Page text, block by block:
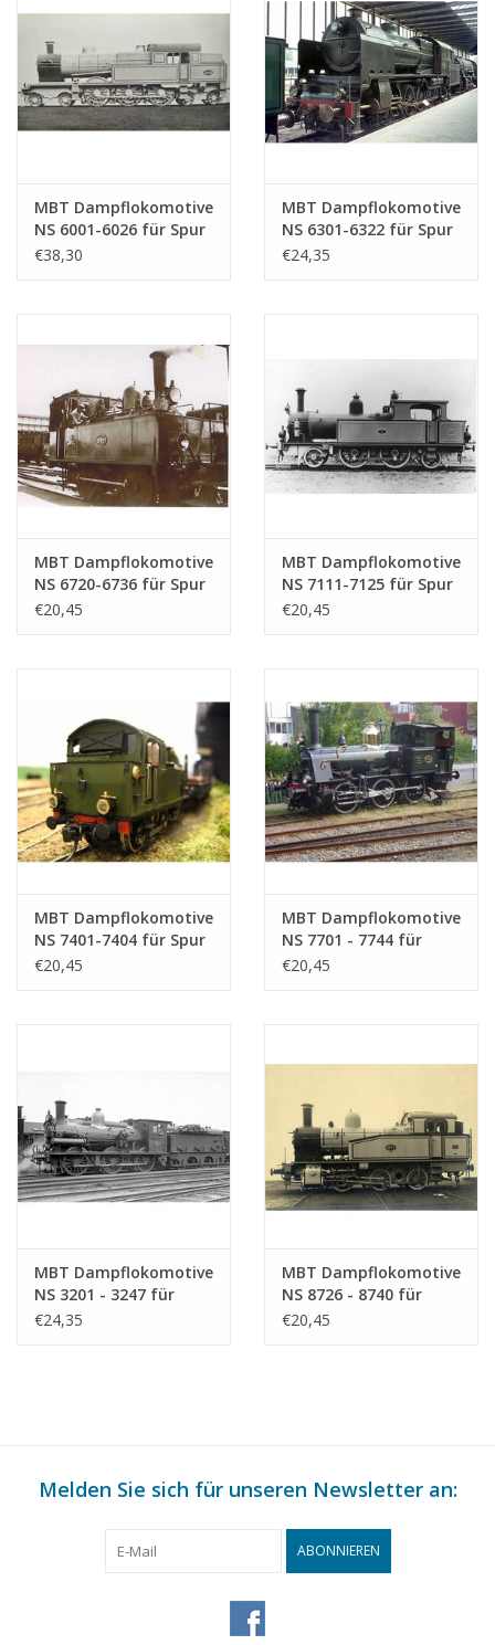
MBT Dampflokomotive
NS 6001-6026 für Spur
0 - Bauzeichnung
€38,30
MBT Dampflokomotive
NS 6301-6322 für Spur
0 - Bauzeichnung
€24,35
MBT Dampflokomotive
NS 6720-6736 für Spur
0 - Bauzeichnung
€20,45
MBT Dampflokomotive
NS 7111-7125 für Spur
0 - Bauzeichnung
€20,45
MBT Dampflokomotive
NS 7401-7404 für Spur
0 - Bauzeichnung
€20,45
MBT Dampflokomotive
NS 7701 - 7744 für
Spur 0 - Bauzeichnung
€20,45
MBT Dampflokomotive
NS 3201 - 3247 für
Spur 0 - Bauzeichnung
€24,35
MBT Dampflokomotive
NS 8726 - 8740 für
Spur 0 - Bauzeichnung
€20,45
Melden Sie sich für unseren Newsletter an:
ABONNIEREN